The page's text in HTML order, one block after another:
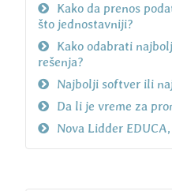
Kako da prenos
što jednostavniji?
Kako odabrati
rešenja?
Najbolji softver ili
Da li je vreme za
Nova Lidder